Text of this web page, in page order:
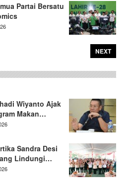
Partai Bersatu
NEXT
Wiyanto Ajak
Makan…
Sandra Desi
Lindungi…